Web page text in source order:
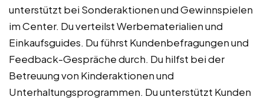
unterstützt bei Sonderaktionen und Gewinnspielen
im Center. Du verteilst Werbematerialien und
Einkaufsguides. Du führst Kundenbefragungen und
Feedback-Gespräche durch. Du hilfst bei der
Betreuung von Kinderaktionen und
Unterhaltungsprogrammen. Du unterstützt Kunden